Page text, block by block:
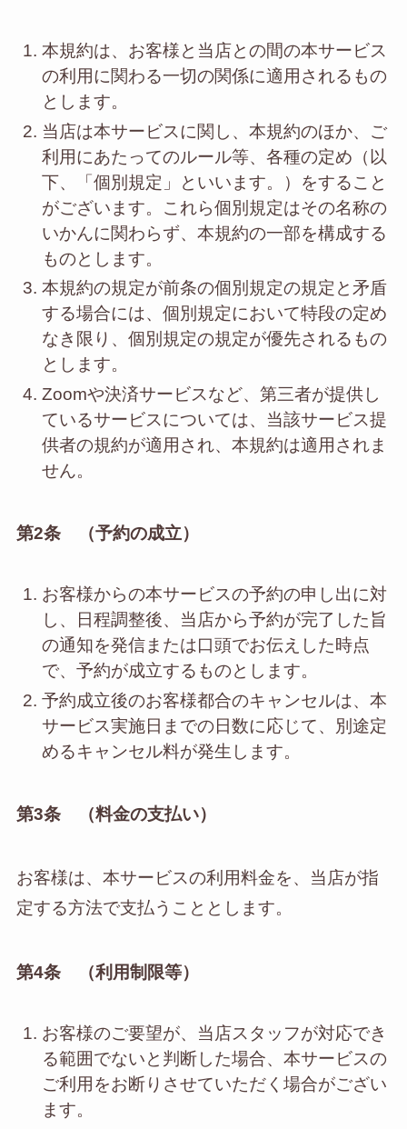
本規約は、お客様と当店との間の本サービス
の利用に関わる一切の関係に適用されるもの
とします。
当店は本サービスに関し、本規約のほか、ご
利用にあたってのルール等、各種の定め（以
下、「個別規定」といいます。）をすること
がございます。これら個別規定はその名称の
いかんに関わらず、本規約の一部を構成する
ものとします。
本規約の規定が前条の個別規定の規定と矛盾
する場合には、個別規定において特段の定め
なき限り、個別規定の規定が優先されるもの
とします。
Zoomや決済サービスなど、第三者が提供し
ているサービスについては、当該サービス提
供者の規約が適用され、本規約は適用されま
せん。
第2条 （予約の成立）
お客様からの本サービスの予約の申し出に対
し、日程調整後、当店から予約が完了した旨
の通知を発信または口頭でお伝えした時点
で、予約が成立するものとします。
予約成立後のお客様都合のキャンセルは、本
サービス実施日までの日数に応じて、別途定
めるキャンセル料が発生します。
第3条 （料金の支払い）
お客様は、本サービスの利用料金を、当店が指
定する方法で支払うこととします。
第4条 （利用制限等）
お客様のご要望が、当店スタッフが対応でき
る範囲でないと判断した場合、本サービスの
ご利用をお断りさせていただく場合がござい
ます。